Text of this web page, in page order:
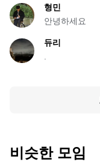
형민
안녕하세요
듀리
비슷한 모임